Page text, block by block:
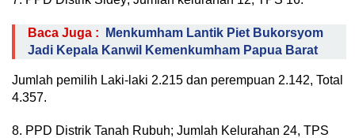
Baca Juga :
Menkumham Lantik Piet Bukorsyom
Jadi Kepala Kanwil Kemenkumham Papua Barat
Jumlah pemilih Laki-laki 2.215 dan perempuan 2.142, Total
4.357.
8. PPD Distrik Tanah Rubuh; Jumlah Kelurahan 24, TPS